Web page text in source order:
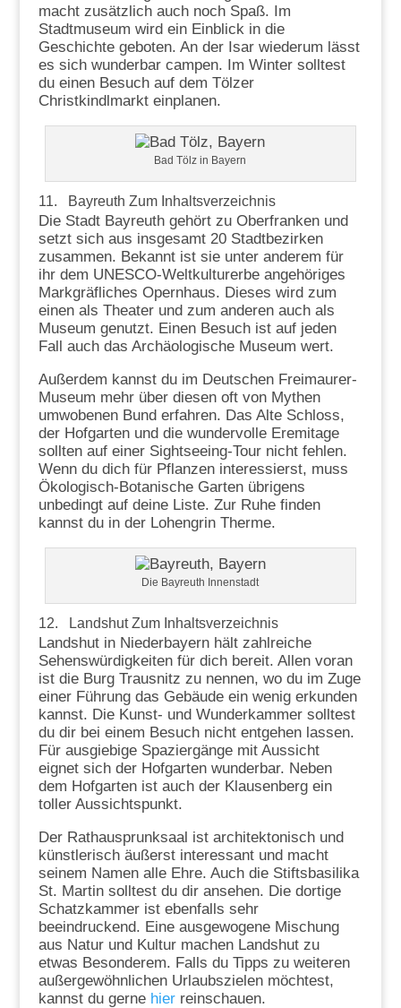
macht zusätzlich auch noch Spaß. Im
Stadtmuseum wird ein Einblick in die
Geschichte geboten. An der Isar wiederum lässt
es sich wunderbar campen. Im Winter solltest
du einen Besuch auf dem Tölzer
Christkindlmarkt einplanen.
Bad Tölz in Bayern
11. Bayreuth Zum Inhaltsverzeichnis
Die Stadt Bayreuth gehört zu Oberfranken und
setzt sich aus insgesamt 20 Stadtbezirken
zusammen. Bekannt ist sie unter anderem für
ihr dem UNESCO-Weltkulturerbe angehöriges
Markgräfliches Opernhaus. Dieses wird zum
einen als Theater und zum anderen auch als
Museum genutzt. Einen Besuch ist auf jeden
Fall auch das Archäologische Museum wert.
Außerdem kannst du im Deutschen Freimaurer-
Museum mehr über diesen oft von Mythen
umwobenen Bund erfahren. Das Alte Schloss,
der Hofgarten und die wundervolle Eremitage
sollten auf einer Sightseeing-Tour nicht fehlen.
Wenn du dich für Pflanzen interessierst, muss
Ökologisch-Botanische Garten übrigens
unbedingt auf deine Liste. Zur Ruhe finden
kannst du in der Lohengrin Therme.
Die Bayreuth Innenstadt
12. LandshutZum Inhaltsverzeichnis
Landshut in Niederbayern hält zahlreiche
Sehenswürdigkeiten für dich bereit. Allen voran
ist die Burg Trausnitz zu nennen, wo du im Zuge
einer Führung das Gebäude ein wenig erkunden
kannst. Die Kunst- und Wunderkammer solltest
du dir bei einem Besuch nicht entgehen lassen.
Für ausgiebige Spaziergänge mit Aussicht
eignet sich der Hofgarten wunderbar. Neben
dem Hofgarten ist auch der Klausenberg ein
toller Aussichtspunkt.
Der Rathausprunksaal ist architektonisch und
künstlerisch äußerst interessant und macht
seinem Namen alle Ehre. Auch die Stiftsbasilika
St. Martin solltest du dir ansehen. Die dortige
Schatzkammer ist ebenfalls sehr
beeindruckend. Eine ausgewogene Mischung
aus Natur und Kultur machen Landshut zu
etwas Besonderem. Falls du Tipps zu weiteren
außergewöhnlichen Urlaubszielen möchtest,
kannst du gerne hierreinschauen.